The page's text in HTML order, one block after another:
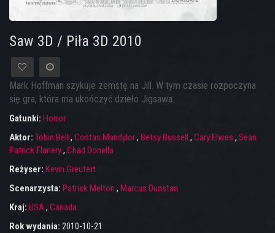
Saw 3D / Piła 3D 2010
Mark Hoffman szykuje zemstę na Jill. W tym czasie rozpoczyna
się gra, która ma ukończyć dzieło Jigsawa.
Gatunki: Horror
Aktor: Tobin Bell , Costas Mandylor, Betsy Russell , Cary Elwes , Sean
Patrick Flanery, Chad Donella
Reżyser: Kevin Greutert
Scenarzysta: Patrick Melton , Marcus Dunstan
Kraj: USA, Canada
Rok wydania: 2010-10-21